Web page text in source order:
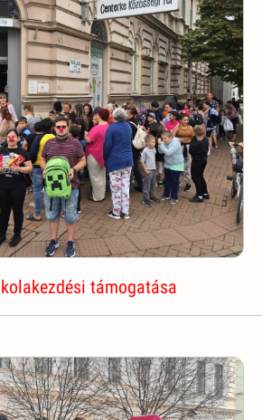
támogatása